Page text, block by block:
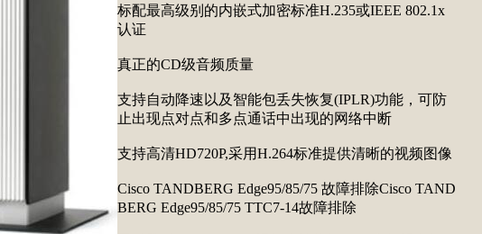
标配最高级别的内嵌式加密标准H.235或IEEE 802.1x
认证
真正的CD级音频质量
支持自动降速以及智能包丢失恢复(IPLR)功能，可防
止出现点对点和多点通话中出现的网络中断
支持高清HD720P,采用H.264标准提供清晰的视频图像
Cisco TANDBERG Edge95/85/75 故障排除Cisco TAND
BERG Edge95/85/75 TTC7-14故障排除